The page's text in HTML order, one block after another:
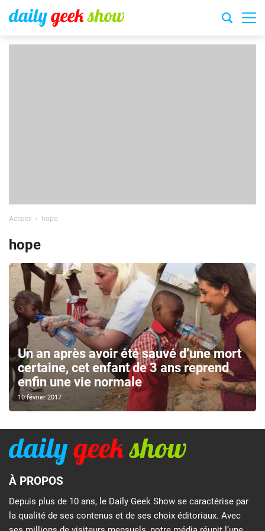
Accueil hope
hope
Un an après avoir été sauvé d’une mort
certaine, cet enfant de 3 ans reprend
enfin une vie normale
10 février 2017
À PROPOS
Depuis plus de 10 ans, le Daily Geek Show se caractérise par
la qualité de ses contenus et de ses choix éditoriaux. Avec